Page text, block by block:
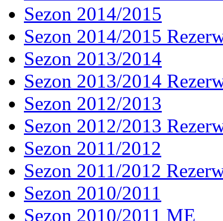
Sezon 2014/2015
Sezon 2014/2015
Sezon 2013/2014
Sezon 2013/2014
Sezon 2012/2013
Sezon 2012/2013
Sezon 2011/2012
Sezon 2011/2012
Sezon 2010/2011
Sezon 2010/2011 ME